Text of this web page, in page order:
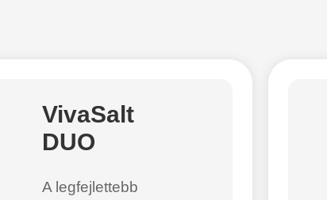
VivaSalt
DUO
A legfejlettebb